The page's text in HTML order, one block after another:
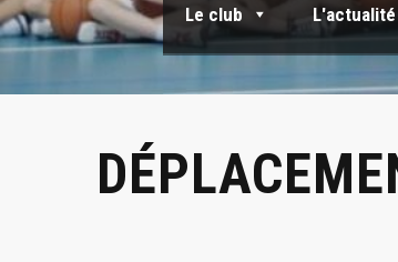
Le club L'actualité